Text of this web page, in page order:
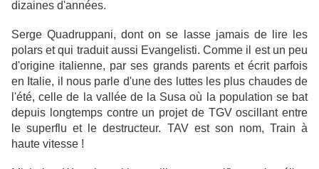
dizaines d'années.
Serge Quadruppani, dont on se lasse jamais de lire les
polars et qui traduit aussi Evangelisti. Comme il est un peu
d'origine italienne, par ses grands parents et écrit parfois
en Italie, il nous parle d'une des luttes les plus chaudes de
l'été, celle de la vallée de la Susa où la population se bat
depuis longtemps contre un projet de TGV oscillant entre
le superflu et le destructeur. TAV est son nom, Train à
haute vitesse !